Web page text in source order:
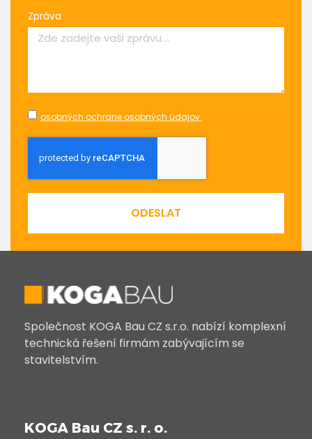
Zpráva
osobných ochrane osobných údajov.
ODESLAT
Společnost KOGA Bau CZ s.r.o. nabízí komplexní
technická řešení firmám zabývajícím se
stavitelstvím.
KOGA Bau CZ s. r. o.